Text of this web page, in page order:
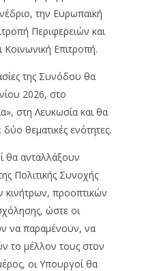
την Ευρωπαϊκή
Περιφερειών και
Κοινωνική Επιτροπή.
της Συνόδου θα
2026, στο
στη Λευκωσία και θα
θεματικές ενότητες.
θα ανταλλάξουν
Πολιτικής Συνοχής
κινήτρων, προοπτικών
ώστε οι
να παραμένουν, να
το μέλλον τους στον
οι Υπουργοί θα